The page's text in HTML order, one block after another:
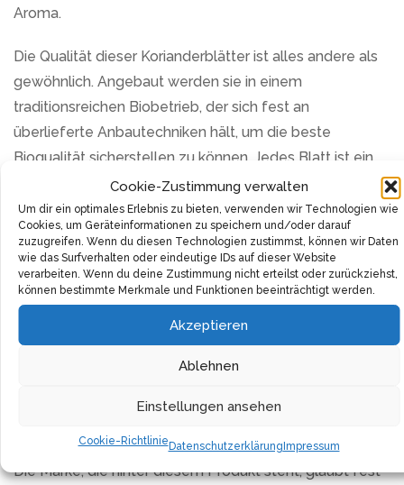
Cookie-Zustimmung verwalten
Um dir ein optimales Erlebnis zu bieten, verwenden wir Technologien wie
Cookies, um Geräteinformationen zu speichern und/oder darauf
zuzugreifen. Wenn du diesen Technologien zustimmst, können wir Daten
wie das Surfverhalten oder eindeutige IDs auf dieser Website
verarbeiten. Wenn du deine Zustimmung nicht erteilst oder zurückziehst,
können bestimmte Merkmale und Funktionen beeinträchtigt werden.
Akzeptieren
Ablehnen
Einstellungen ansehen
Cookie-RichtlinieDatenschutzerklärung Impressum
Aroma.
Die Qualität dieser Korianderblätter ist alles andere als
gewöhnlich. Angebaut werden sie in einem
traditionsreichen Biobetrieb, der sich fest an
überlieferte Anbautechniken hält, um die beste
Bioqualität sicherstellen zu können. Jedes Blatt ist ein
gutes Zeugnis für den Einsatz des Betriebes für
Qualität und Tradition.
Nicht nur das, diese Korianderblätter sind auch sehr
vielseitig. Sie sind ein beliebtes Gewürz in vielen
internationalen Küchen – einschließlich der
mexikanischen, chinesischen, vietnamesischen,
spannende Möglichkeiten, deine Gerichte auf eine
Die Marke, die hinter diesem Produkt steht, glaubt fest